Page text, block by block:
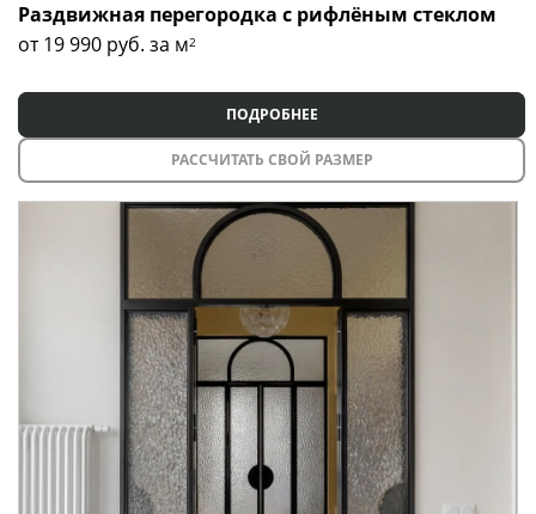
Раздвижная перегородка с рифлёным стеклом
от 19 990 руб. за м2
ПОДРОБНЕЕ
РАССЧИТАТЬ СВОЙ РАЗМЕР